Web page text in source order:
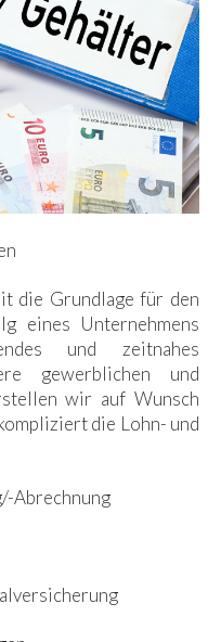
die Grundlage für den
eines Unternehmens
und zeitnahes
gewerblichen und
wir auf Wunsch
die Lohn- und
Abrechnung